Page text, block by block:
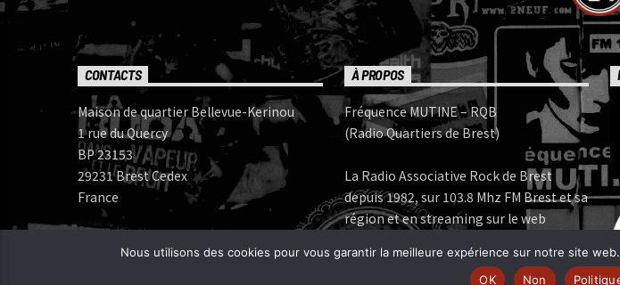
CONTACTS
Maison de quartier Bellevue-Kerinou
1 rue du Quercy
BP 23153
29231 Brest Cedex
France
Bureau: 02 98 05 07 96
À PROPOS
Fréquence MUTINE – RQB
(Radio Quartiers de Brest)
La Radio Associative Rock de Brest
depuis 1982, sur 103.8 Mhz FM Brest et sa
région et en streaming sur le web
Fréquence MUTINE est membre:
Nous utilisons des cookies pour vous garantir la meilleure expérience sur notre site
OK
Non